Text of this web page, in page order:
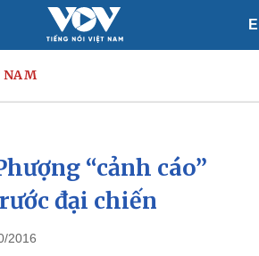
NAM
Xã hội
Tin 24h
Dự báo thời tiết
“cảnh cáo”
đại chiến
2016